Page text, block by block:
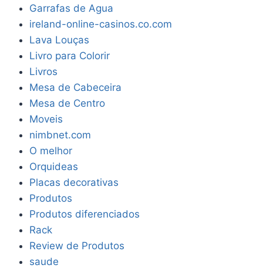
Garrafas de Agua
ireland-online-casinos.co.com
Lava Louças
Livro para Colorir
Livros
Mesa de Cabeceira
Mesa de Centro
Moveis
nimbnet.com
O melhor
Orquideas
Placas decorativas
Produtos
Produtos diferenciados
Rack
Review de Produtos
saude